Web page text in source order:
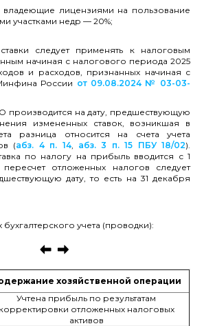
владеющие лицензиями на пользование
участками недр — 20%;
следует применять к налоговым
начиная с налогового периода 2025
и расходов, признанных начиная с
России от 09.08.2024 № 03-03-
на дату, предшествующую
измененных ставок, возникшая в
разница относится на счета учета
(абз. 4 п. 14, абз. 3 п. 15 ПБУ 18/02).
по налогу на прибыль вводится с 1
отложенных налогов следует
дату, то есть на 31 декабря
бухгалтерского учета (проводки):
хозяйственной операции
Учтена прибыль по результатам
корректировки отложенных налоговых
активов